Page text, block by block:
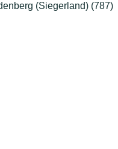
(Siegerland) (787)